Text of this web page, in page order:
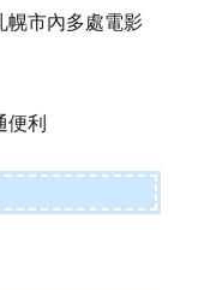
幌市內多處電影
便利